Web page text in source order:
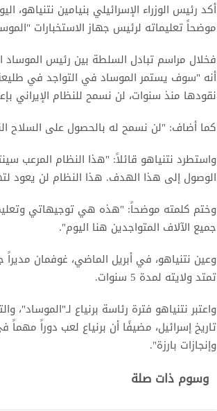
أكد رئيس الوزراء الإسرائيلي بنيامين نتنياهو،
موضحاً تعليماته لرئيس جهاز الاستخبارات
فخلال مراسم تبادل السلطة بين رئيس الموساد
أنه "سوف يستمر الموساد في التواجد في طليعة
نقودها منذ سنوات، لن نسمح للنظام الإيراني
كما أضاف: "لن نسمح له بالحصول على السلاح
واستطرد نتنياهو قائلاً: "هذا النظام المرعب
الوصول إلى هذا الهدف. هذا النظام لن يعود
وختم كلمته موضحاً: "هذه هي توجيهاتي
جميع الآلاف المتواجدين هنا اليوم".
وعين نتنياهو، في أبريل الماضي، غوفمان مديراً
تمتد ولايته لمدة 5 سنوات.
واعتبر نتنياهو فترة رئاسة برنياع
تاريخ إسرائيل، مضيفًا أن برنياع لعب دوراً مهماً
وإنجازات بارزة".
وسوم ذات صلة